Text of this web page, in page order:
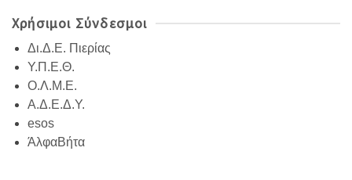
Χρήσιμοι Σύνδεσμοι
Δι.Δ.Ε. Πιερίας
Υ.Π.Ε.Θ.
Ο.Λ.Μ.Ε.
Α.Δ.Ε.Δ.Υ.
esos
ΆλφαΒήτα